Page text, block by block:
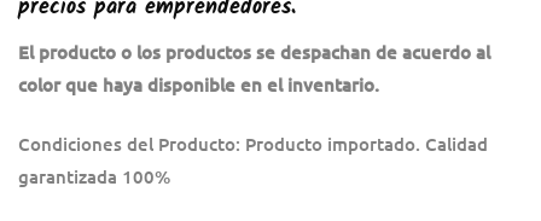
precios para emprendedores.
El producto o los productos se despachan de acuerdo al
color que haya disponible en el inventario.
Condiciones del Producto: Producto importado. Calidad
garantizada 100%